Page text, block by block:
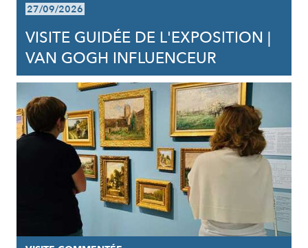
27/09/2026
VISITE GUIDÉE DE L'EXPOSITION |
VAN GOGH INFLUENCEUR